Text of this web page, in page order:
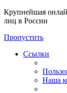
Крупнейшая
лиц в России
Пропустить
Ссылки
Наша